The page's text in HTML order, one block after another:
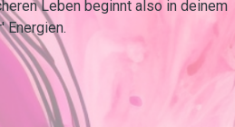
Leben beginnt also in deinem
Energien.